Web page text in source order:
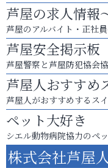
芦屋の求人情報
芦屋のアルバイト・正社
芦屋安全掲示板
芦屋警察と芦屋防犯協会
芦屋人おすすめ
芦屋人がおすすめするス
ペット大好き
シエル動物病院協力のペ
株式会社芦屋